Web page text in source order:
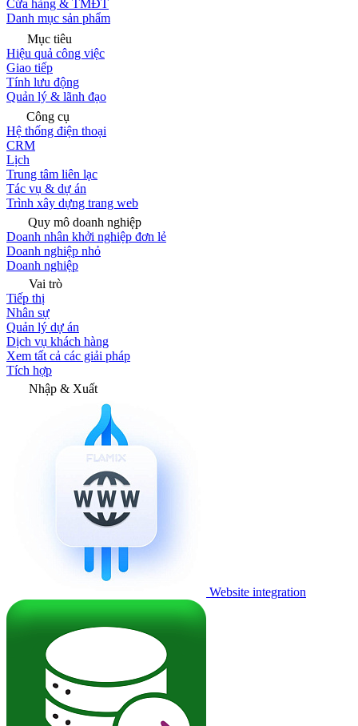
Cửa hàng & TMĐT
Danh mục sản phẩm
Mục tiêu
Hiệu quả công việc
Giao tiếp
Tính lưu động
Quản lý & lãnh đạo
Công cụ
Hệ thống điện thoại
CRM
Lịch
Trung tâm liên lạc
Tác vụ & dự án
Trình xây dựng trang web
Quy mô doanh nghiệp
Doanh nhân khởi nghiệp đơn lẻ
Doanh nghiệp nhỏ
Doanh nghiệp
Vai trò
Tiếp thị
Nhân sự
Quản lý dự án
Dịch vụ khách hàng
Xem tất cả các giải pháp
Tích hợp
Nhập & Xuất
Website integration